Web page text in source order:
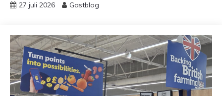
27 juli 2026 Gastblog